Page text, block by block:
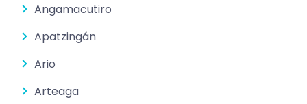
Angamacutiro
Apatzingán
Ario
Arteaga